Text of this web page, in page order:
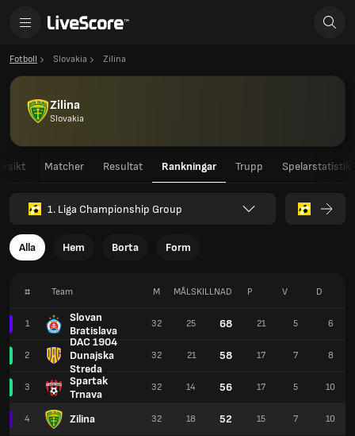
Fotboll Slovakia Zilina
Zilina
Slovakia
Matcher Resultat Rankningar Trupp Spelarstatistik
1. Liga Championship Group
Alla Hem Borta Form
# Team
1
Slovan
Bratislava
2
DAC 1904
Dunajska
Streda
3
Spartak
Trnava
4 Zilina
M MÅLSKILLNAD P V D
32 25 68 21 5 6
32 21 58 17 7 8
32 14 56 17 5 10
32 18 52 15 7 10